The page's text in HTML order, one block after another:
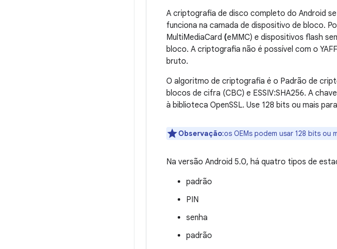
A criptografia de disco completo do Android
funciona na camada de dispositivo de bloco.
MultiMediaCard (eMMC) e dispositivos flash
bloco. A criptografia não é possível com o
bruto.
O algoritmo de criptografia é o Padrão de
blocos de cifra (CBC) e ESSIV:SHA256. A
à biblioteca OpenSSL. Use 128 bits ou mais
Observação:os OEMs podem usar 128 bits
Na versão Android 5.0, há quatro tipos de
padrão
PIN
senha
padrão